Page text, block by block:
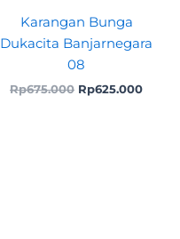
Karangan Bunga
Dukacita Banjarnegara
08
Rp675.000 Rp625.000